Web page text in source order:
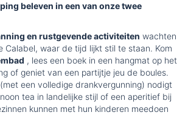
beleven in een van onze twee
en rustgevende activiteiten wachten
Calabel, waar de tijd lijkt stil te staan. Kom
, lees een boek in een hangmat op het
of geniet van een partijtje jeu de boules.
een volledige drankvergunning) nodigt
tea in landelijke stijl of een aperitief bij
kunnen met hun kinderen meedoen